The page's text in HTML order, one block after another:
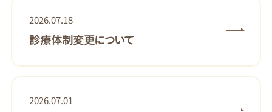
2026.07.18
診療体制変更について
2026.07.01